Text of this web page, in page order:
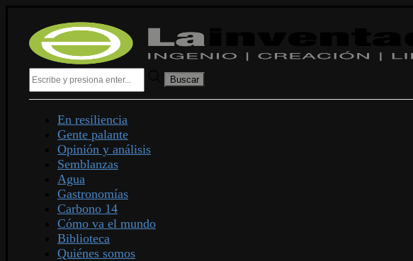
Buscar
En resiliencia
Gente palante
Opinión y análisis
Semblanzas
Agua
Gastronomías
Carbono 14
Cómo va el mundo
Biblioteca
Quiénes somos